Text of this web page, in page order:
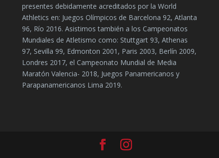
presentes debidamente acreditados por la World
Athletics en: Juegos Olímpicos de Barcelona 92, Atlanta
96, Río 2016. Asistimos también a los Campeonatos
Mundiales de Atletismo como: Stuttgart 93, Athenas
97, Sevilla 99, Edmonton 2001, Paris 2003, Berlín 2009,
Londres 2017, el Campeonato Mundial de Media
Maratón Valencia- 2018, Juegos Panamericanos y
Parapanamericanos Lima 2019.